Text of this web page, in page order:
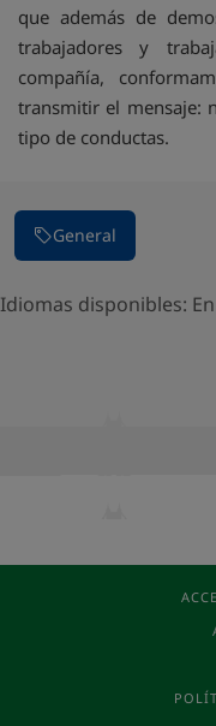
que además de
trabajadores y
compañía,
transmitir el mensaje:
tipo de conductas.
General
Idiomas disponibles: En